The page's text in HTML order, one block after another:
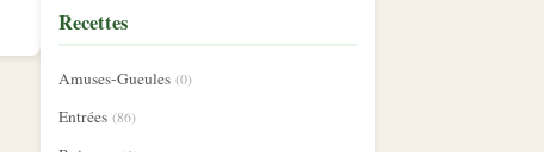
Recettes
Amuses-Gueules (0)
Entrées (86)